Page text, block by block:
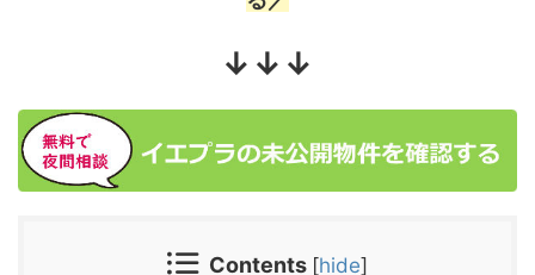
↓↓↓
Contents [hide]